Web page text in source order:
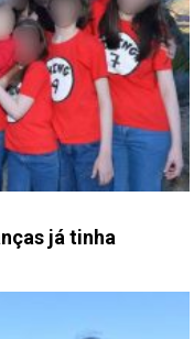
já tinha